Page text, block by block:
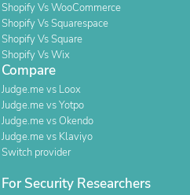
Shopify Vs WooCommerce
Shopify Vs Squarespace
Shopify Vs Square
Shopify Vs Wix
Compare
Judge.me vs Loox
Judge.me vs Yotpo
Judge.me vs Okendo
Judge.me vs Klaviyo
Switch provider
For Security Researchers